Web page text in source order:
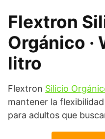
Flextron
Orgánico ·
litro
Flextron Silicio
mantener la
para adultos que